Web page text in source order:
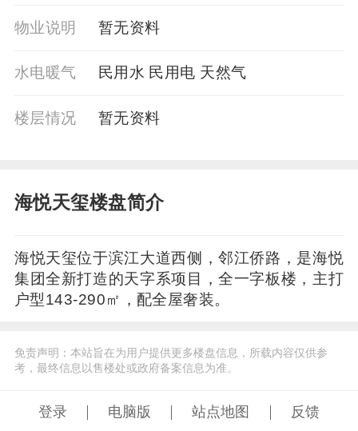
物业说明 暂⽆资料
水电暖气 民用水 民用电 天然气
楼层情况 暂⽆资料
海悦天玺楼盘简介
海悦天玺位于滨江大道西侧，邻江侨路，是海悦
集团全新打造的天字系项目，全一字板楼，主打
户型143-290㎡，配全屋奢装。
免责声明：本站旨在为用户提供更多楼盘信息，所载内容仅供参
考，最终信息以售楼处或政府备案信息为准。
登录 电脑版 站点地图 反馈